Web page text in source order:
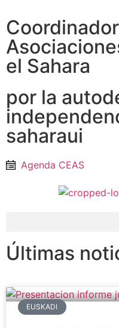
el Sahara
por la
saharaui
Agenda CEAS
Últimas
EUSKADI